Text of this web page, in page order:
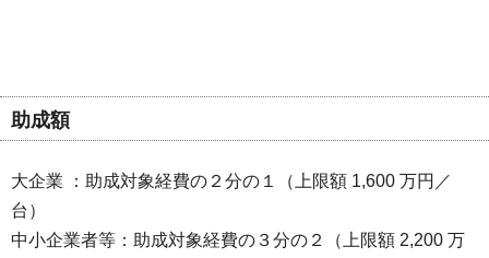
助成額
大企業 ：助成対象経費の２分の１（上限額 1,600 万円／
台）
中小企業者等：助成対象経費の３分の２（上限額 2,200 万